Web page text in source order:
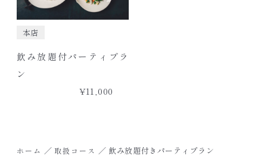
本店
飲み放題付パーティプラ
ン
¥11,000
ホーム ／ 取扱コース ／ 飲み放題付きパーティプラン